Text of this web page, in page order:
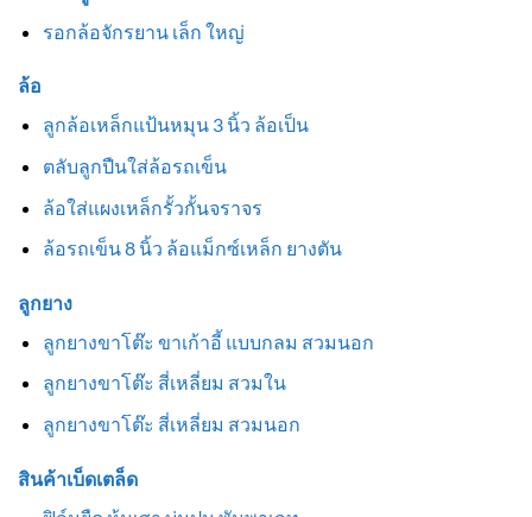
รอกล้อจักรยาน เล็ก ใหญ่
ล้อ
ลูกล้อเหล็กแป้นหมุน 3 นิ้ว ล้อเป็น
ตลับลูกปืนใส่ล้อรถเข็น
ล้อใส่แผงเหล็กรั้วกั้นจราจร
ล้อรถเข็น 8 นิ้ว ล้อแม็กซ์เหล็ก ยางตัน
ลูกยาง
ลูกยางขาโต๊ะ ขาเก้าอี้ แบบกลม สวมนอก
ลูกยางขาโต๊ะ สี่เหลี่ยม สวมใน
ลูกยางขาโต๊ะ สี่เหลี่ยม สวมนอก
สินค้าเบ็ดเตล็ด